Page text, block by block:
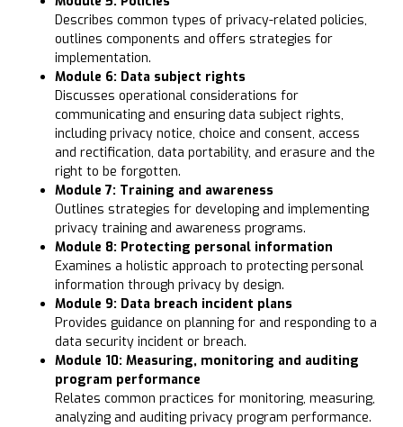
Describes common types of privacy-related policies,
outlines components and offers strategies for
implementation.
Module 6: Data subject rights
Discusses operational considerations for
communicating and ensuring data subject rights,
including privacy notice, choice and consent, access
and rectification, data portability, and erasure and the
right to be forgotten.
Module 7: Training and awareness
Outlines strategies for developing and implementing
privacy training and awareness programs.
Module 8: Protecting personal information
Examines a holistic approach to protecting personal
information through privacy by design.
Module 9: Data breach incident plans
Provides guidance on planning for and responding to a
data security incident or breach.
Module 10: Measuring, monitoring and auditing
program performance
Relates common practices for monitoring, measuring,
analyzing and auditing privacy program performance.